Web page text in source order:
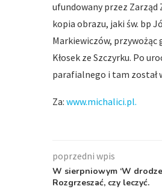
ufundowany przez Zarząd
kopia obrazu, jaki św. bp
Markiewiczów, przywożąc
Kłosek ze Szczyrku. Po
parafialnego i tam został
Za: www.michalici.pl.
poprzedni wpis
W sierpniowym ‘W
Rozgrzeszać, czy leczyć.